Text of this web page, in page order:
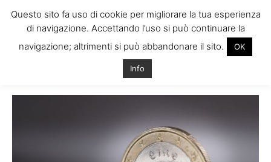
Tag: bolla immobiliare irlanda
Questo sito fa uso di cookie per migliorare la tua esperienza
di navigazione. Accettando l’uso si può continuare la
navigazione; altrimenti si può abbandonare il sito.
OK
Info